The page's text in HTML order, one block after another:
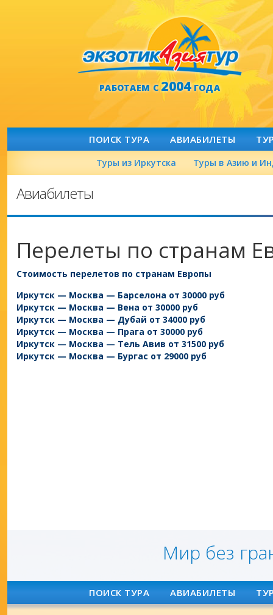
РАБОТАЕМ С2004ГОДА
ПОИСК ТУРА АВИАБИЛЕТЫ
Туры из Иркутска Туры в Азию и
Авиабилеты
Перелеты по странам
Стоимость перелетов по странам Европы
Иркутск — Москва — Барселона от 30000 руб
Иркутск — Москва — Вена от 30000 руб
Иркутск — Москва — Дубай от 34000 руб
Иркутск — Москва — Прага от 30000 руб
Иркутск — Москва — Тель Авив от 31500 руб
Иркутск — Москва — Бургас от 29000 руб
Мир без
ПОИСК ТУРА АВИАБИЛЕТЫ